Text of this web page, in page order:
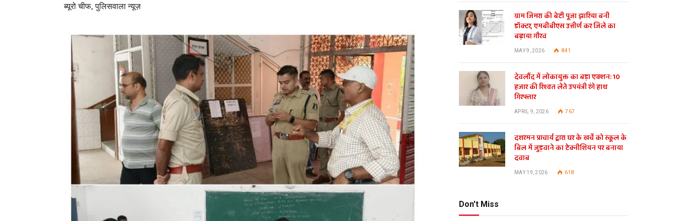
ब्यूरो चीफ, पुलिसवाला न्यूज़
ग्राम जिमरा की बेटी पूजा झारिया बनी
डॉक्टर, एमबीबीएस उत्तीर्ण कर जिले का
बढ़ाया गौरव
MAY 9, 2026 841
देवलौंद में लोकायुक्त का बड़ा एक्शन: 10
हजार की रिश्वत लेते उपयंत्री रंगे हाथ
गिरफ्तार
APRIL 9, 2026 767
दशरमन प्राचार्य द्वारा घर के खर्चे को स्कूल के
बिल में जुड़वाने का टेक्नीशियन पर बनाया
दवाब
MAY 19, 2026 618
Don't Miss